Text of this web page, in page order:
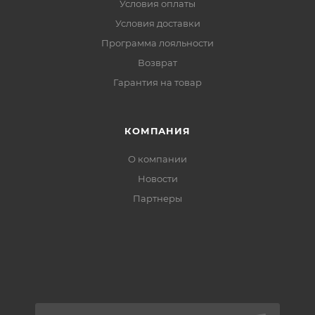
Условия оплаты
Условия доставки
Программа лояльности
Возврат
Гарантия на товар
КОМПАНИЯ
О компании
Новости
Партнеры